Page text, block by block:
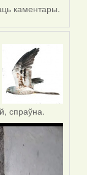
каментары.
спраўна.